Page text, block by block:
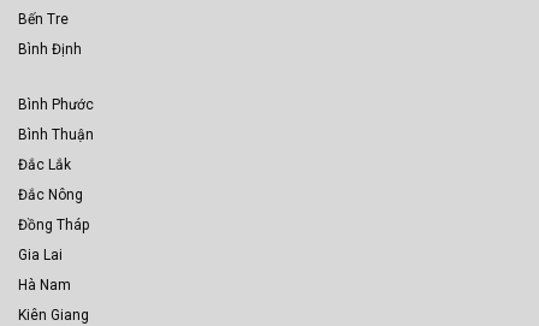
Bến Tre
Bình Định
Bình Phước
Bình Thuận
Đắc Lắk
Đắc Nông
Đồng Tháp
Gia Lai
Hà Nam
Kiên Giang